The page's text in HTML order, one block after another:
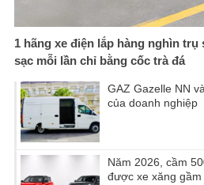
1 hãng xe điện lắp hàng nghìn trụ
sạc mỗi lần chỉ bằng cốc trà đá
GAZ Gazelle NN
của doanh nghiệp
Năm 2026, cầm
được xe xăng